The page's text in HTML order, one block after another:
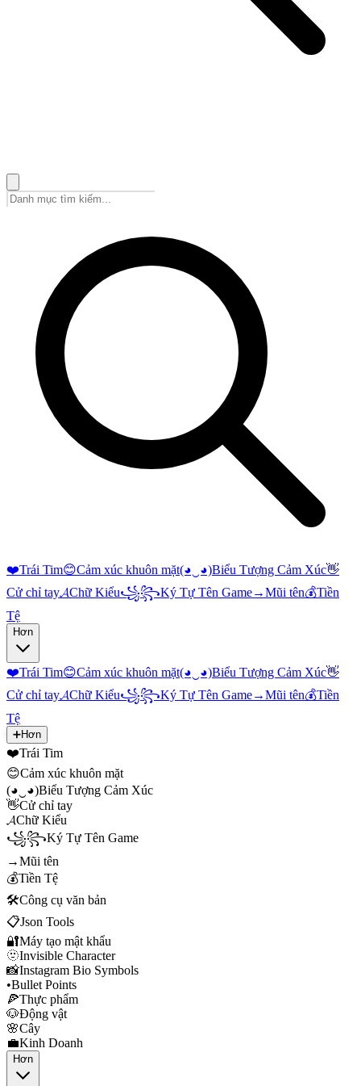
❤️Trái Tim😊Cảm xúc khuôn mặt(◕‿◕)Biểu Tượng Cảm Xúc👋
Cử chỉ tay𝓐Chữ Kiểu꧁꧂Ký Tự Tên Game→Mũi tên💰Tiền
Tệ
Hơn
❤️Trái Tim😊Cảm xúc khuôn mặt(◕‿◕)Biểu Tượng Cảm Xúc👋
Cử chỉ tay𝓐Chữ Kiểu꧁꧂Ký Tự Tên Game→Mũi tên💰Tiền
Tệ
➕Hơn
❤️Trái Tim
😊Cảm xúc khuôn mặt
(◕‿◕)Biểu Tượng Cảm Xúc
👋Cử chỉ tay
𝓐Chữ Kiểu
꧁꧂Ký Tự Tên Game
→Mũi tên
💰Tiền Tệ
🛠️Công cụ văn bản
📋Json Tools
🔐Máy tạo mật khẩu
🫥Invisible Character
📸Instagram Bio Symbols
•Bullet Points
🍕Thực phẩm
🐶Động vật
🌸Cây
💼Kinh Doanh
Hơn